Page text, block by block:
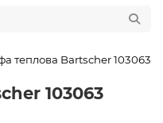
теплова Bartscher 103063
103063